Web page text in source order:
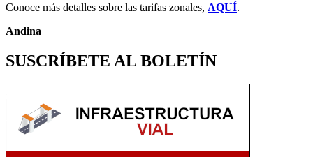
Conoce más detalles sobre las tarifas zonales, AQUÍ.
Andina
SUSCRÍBETE AL BOLETÍN